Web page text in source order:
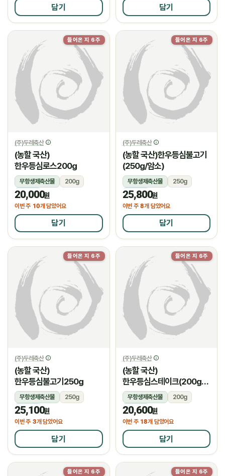
담기 담기
들어온 지 6주
(주)두레축산
(농할 국산)
한우등심로스200g
무항생제축산물
200g
냉장
20,000원
이번 주 10개 담았어요
담기
들어온 지 6주
(주)두레축산
(농할 국산)한우등심불고기
(250g/암소)
무항생제축산물
250g
냉장
25,800원
이번 주 8개 담았어요
담기
들어온 지 6주
(주)두레축산
(농할 국산)
한우등심불고기250g
무항생제축산물
250g
냉장
25,100원
이번 주 3개 담았어요
담기
들어온 지 6주
(주)두레축산
(농할 국산)
한우등심스테이크(200g/
암소)
무항생제축산물
200g
냉장
20,600원
이번 주 18개 담았어요
담기
들어온 지 6주 들어온 지 6주